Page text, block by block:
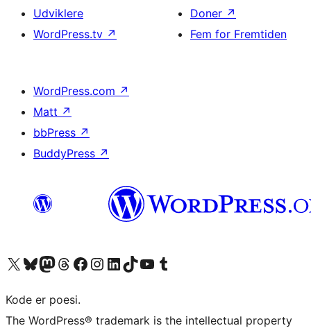
Udviklere
WordPress.tv ↗
Doner ↗
Fem for Fremtiden
WordPress.com ↗
Matt ↗
bbPress ↗
BuddyPress ↗
Besøg vores X (tidligere Twitter) konto
Besøg vores Bluesky-konto
Besøg vores Mastodon konto
Besøg vores Threads-konto
Besøg vores Facebook sideBesøg vores Instagram konto
Besøg vores LinkedIn konto
Besøg vores TikTok-konto
Besøg vores YouTube-kanalBesøg vores Tumblr-konto
Kode er poesi.
The WordPress® trademark is the intellectual property